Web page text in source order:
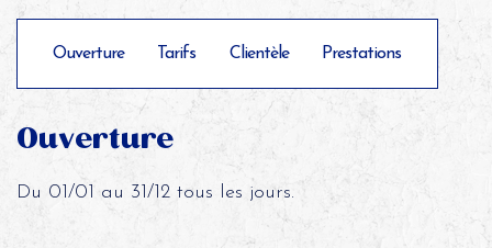
Ouverture Tarifs Clientèle Prestations
Ouverture
Du 01/01 au 31/12 tous les jours.